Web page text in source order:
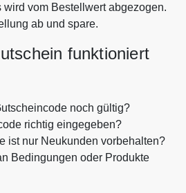
wird vom Bestellwert abgezogen.
ab und spare.
funktioniert
noch gültig?
richtig eingegeben?
ist nur Neukunden vorbehalten?
Bedingungen oder Produkte